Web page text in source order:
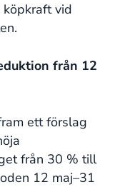
köpkraft vid
från 12
ett förslag
från 30 % till
12 maj–31